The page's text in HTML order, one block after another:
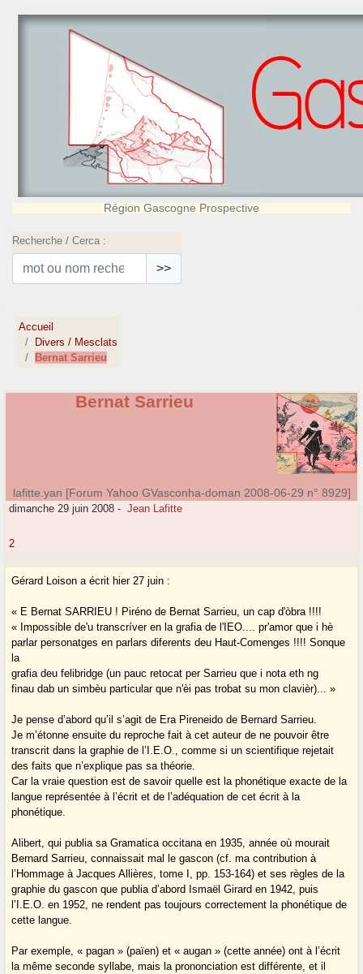
Région Gascogne Prospective
Recherche / Cerca :
>>
Accueil
Divers / Mesclats
Bernat Sarrieu
Bernat Sarrieu
lafitte.yan [Forum Yahoo GVasconha-doman 2008-06-29 n° 8929]
dimanche 29 juin 2008 - Jean Lafitte
2
Gérard Loison a écrit hier 27 juin :
« E Bernat SARRIEU ! Piréno de Bernat Sarrieu, un cap d'òbra !!!!
« Impossible de'u transcríver en la grafia de l'IEO.... pr'amor que i hè
parlar personatges en parlars diferents deu Haut-Comenges !!!! Sonque
la
grafia deu felibridge (un pauc retocat per Sarrieu que i nota eth ng
finau dab un simbèu particular que n'èi pas trobat su mon clavièr)... »
Je pense d’abord qu’il s’agit de Era Pireneido de Bernard Sarrieu.
Je m’étonne ensuite du reproche fait à cet auteur de ne pouvoir être
transcrit dans la graphie de l’I.E.O., comme si un scientifique rejetait
des faits que n’explique pas sa théorie.
Car la vraie question est de savoir quelle est la phonétique exacte de la
langue représentée à l’écrit et de l’adéquation de cet écrit à la
phonétique.
Alibert, qui publia sa Gramatica occitana en 1935, année où mourait
Bernard Sarrieu, connaissait mal le gascon (cf. ma contribution à
l’Hommage à Jacques Allières, tome I, pp. 153-164) et ses règles de la
graphie du gascon que publia d’abord Ismaël Girard en 1942, puis
l’I.E.O. en 1952, ne rendent pas toujours correctement la phonétique de
cette langue.
Par exemple, « pagan » (païen) et « augan » (cette année) ont à l’écrit
la même seconde syllabe, mais la prononciation est différente, et il